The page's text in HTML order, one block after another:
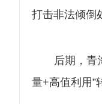
打击非法倾倒
后期，青海
量+高值利用”